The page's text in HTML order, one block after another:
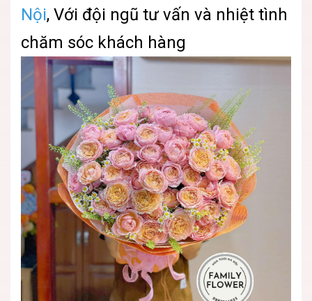
Nội, Với đội ngũ tư vấn và nhiệt tình
chăm sóc khách hàng